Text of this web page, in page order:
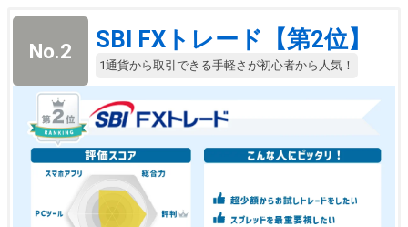
No.2 SBI FXトレード【第2位】
1通貨から取引できる手軽さが初心者から人気！